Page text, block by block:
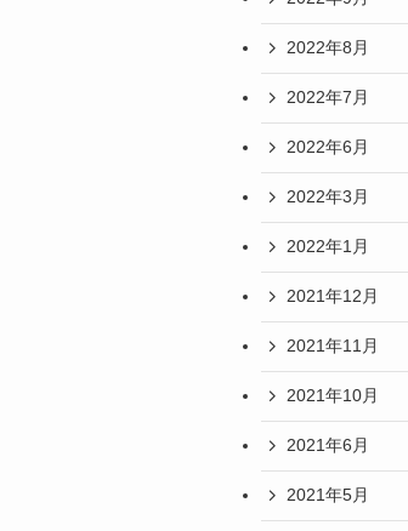
2022年8月
2022年7月
2022年6月
2022年3月
2022年1月
2021年12月
2021年11月
2021年10月
2021年6月
2021年5月